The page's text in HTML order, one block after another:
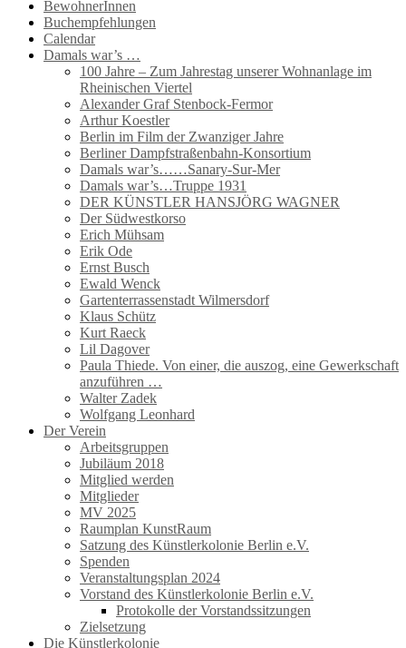
BewohnerInnen
Buchempfehlungen
Calendar
Damals war’s …
100 Jahre – Zum Jahrestag unserer Wohnanlage im
Rheinischen Viertel
Alexander Graf Stenbock-Fermor
Arthur Koestler
Berlin im Film der Zwanziger Jahre
Berliner Dampfstraßenbahn-Konsortium
Damals war’s……Sanary-Sur-Mer
Damals war’s…Truppe 1931
DER KÜNSTLER HANSJÖRG WAGNER
Der Südwestkorso
Erich Mühsam
Erik Ode
Ernst Busch
Ewald Wenck
Gartenterrassenstadt Wilmersdorf
Klaus Schütz
Kurt Raeck
Lil Dagover
Paula Thiede. Von einer, die auszog, eine Gewerkschaft
anzuführen …
Walter Zadek
Wolfgang Leonhard
Der Verein
Arbeitsgruppen
Jubiläum 2018
Mitglied werden
Mitglieder
MV 2025
Raumplan KunstRaum
Satzung des Künstlerkolonie Berlin e.V.
Spenden
Veranstaltungsplan 2024
Vorstand des Künstlerkolonie Berlin e.V.
Protokolle der Vorstandssitzungen
Zielsetzung
Die Künstlerkolonie